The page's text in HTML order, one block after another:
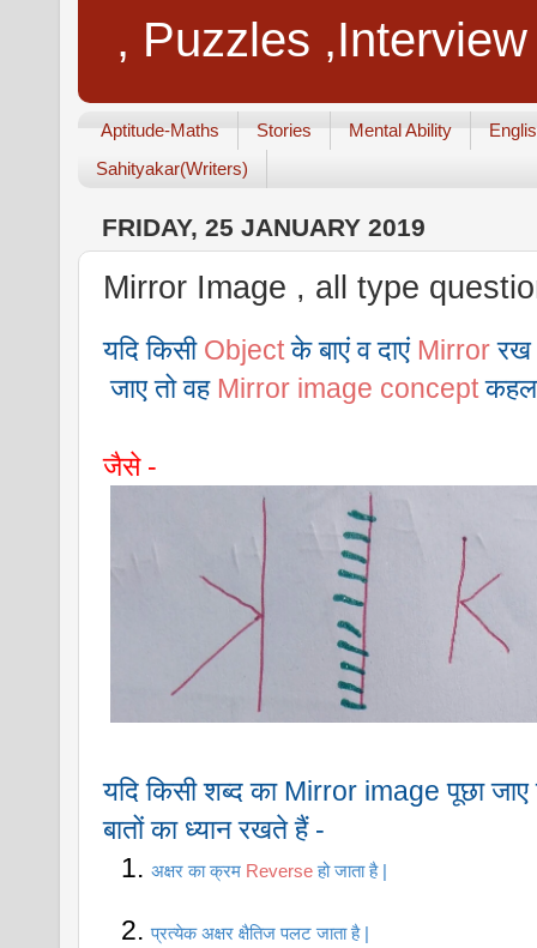
, Puzzles
Aptitude-Maths Stories Mental Ability
Sahityakar(Writers)
FRIDAY, 25 JANUARY 2019
Mirror Image , all type
यदि किसी Object के बाएं व दाएं Mirror रख
जाए तो वह Mirror image concept
जैसे -
यदि किसी शब्द का Mirror image पूछा जाए
बातों का ध्यान रखते हैं -
अक्षर का क्रम Reverse हो जाता है |
प्रत्येक अक्षर क्षैतिज पलट जाता है